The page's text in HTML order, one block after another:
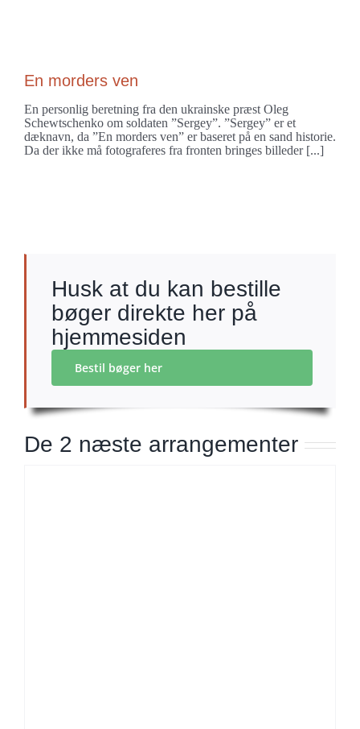
En morders ven
En personlig beretning fra den ukrainske præst Oleg
Schewtschenko om soldaten ”Sergey”. ”Sergey” er et
dæknavn, da ”En morders ven” er baseret på en sand historie.
Da der ikke må fotograferes fra fronten bringes billeder [...]
Husk at du kan bestille
bøger direkte her på
hjemmesiden
Bestil bøger her
De 2 næste arrangementer